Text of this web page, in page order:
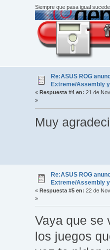
Siempre que pasa igual
Re:ASUS ROG
Extreme/Assembly
« Respuesta #4 en: 21 de
»
Muy
Re:ASUS ROG
Extreme/Assembly
« Respuesta #5 en: 22 de
»
Vaya que se
los juegos